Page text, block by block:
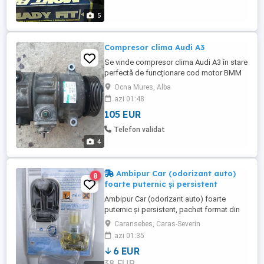
5
4
Compresor clima Audi A3
Se vinde compresor clima Audi A3 în stare
perfectă de funcționare cod motor BMM
diesel 140 cai putere de 2000 capacitatea
anul fabricației 2007-2008
Ocna Mures, Alba
azi 01:48
105 EUR
Telefon validat
8
Ambipur Car (odorizant auto)
foarte puternic și persistent
Ambipur Car (odorizant auto) foarte
puternic și persistent, pachet format din
un aparat și o rezervă de parfum standard
de 7 ml.Dureaza (persista) cel puțin 2 luni
de zile parfumul.Există 3 modele : Aqua,
Fresh Vanilla și Vanilla Bouquet. Ambi Pur
Caransebes, Caras-Severin
azi 01:35
6 EUR